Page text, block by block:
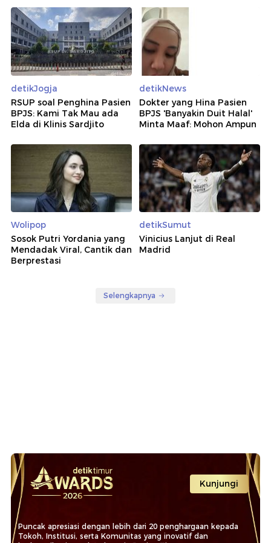
detikJogja
RSUP soal Penghina Pasien
BPJS: Kami Tak Mau ada
Elda di Klinis Sardjito
detikNews
Dokter yang Hina Pasien
BPJS 'Banyakin Duit Halal'
Minta Maaf: Mohon Ampun
Wolipop
Sosok Putri Yordania yang
Mendadak Viral, Cantik dan
Berprestasi
detikSumut
Vinicius Lanjut di Real
Madrid
Selengkapnya
Kunjungi
Puncak apresiasi dengan lebih dari 20 penghargaan kepada
Tokoh, Institusi, serta Komunitas yang inovatif dan